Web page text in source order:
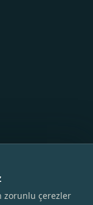
zorunlu çerezler